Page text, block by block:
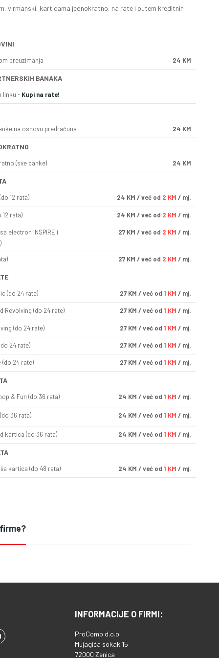
virmanski, karticama jednokratno, na rate i putem kreditnih
preuzimanja 24 KM
BANAKA
linku - Kupi na rate!
na osnovu predračuna 24 KM
(sve banke) 24 KM
12 rata) 24 KM / već od 2 KM / mj.
12 rata) 24 KM / već od 2 KM / mj.
electron INSPIRE i
27 KM / već od 2 KM / mj.
27 KM / već od 2 KM / mj.
(do 24 rate) 27 KM / već od 1 KM / mj.
Revolving (do 24 rate) 27 KM / već od 1 KM / mj.
(do 24 rate) 27 KM / već od 1 KM / mj.
24 rate) 27 KM / već od 1 KM / mj.
(do 24 rate) 27 KM / već od 1 KM / mj.
& Fun (do 36 rata) 24 KM / već od 1 KM / mj.
36 rata) 24 KM / već od 1 KM / mj.
kartica (do 36 rata) 24 KM / već od 1 KM / mj.
kartica (do 48 rata) 24 KM / već od 1 KM / mj.
INFORMACIJE O FIRMI:
ProComp d.o.o.
Mujagića sokak 15
72000 Zenica